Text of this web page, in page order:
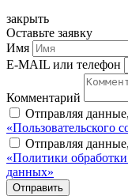
закрыть
Оставьте заявку
Имя
E-MAIL или телефон
Комментарий
Отправляя
«Пользовательского
Отправляя
«Политики
данных»
Отправить